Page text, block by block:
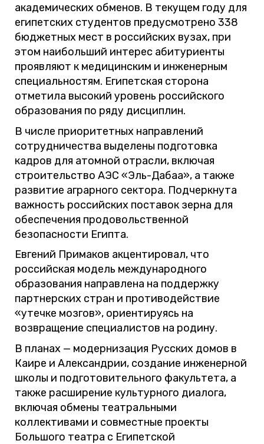
академических обменов. В текущем году для
египетских студентов предусмотрено 338
бюджетных мест в российских вузах, при
этом наибольший интерес абитуриенты
проявляют к медицинским и инженерным
специальностям. Египетская сторона
отметила высокий уровень российского
образования по ряду дисциплин.
В числе приоритетных направлений
сотрудничества выделены подготовка
кадров для атомной отрасли, включая
строительство АЭС «Эль-Дабаа», а также
развитие аграрного сектора. Подчеркнута
важность российских поставок зерна для
обеспечения продовольственной
безопасности Египта.
Евгений Примаков акцентировал, что
российская модель международного
образования направлена на поддержку
партнерских стран и противодействие
«утечке мозгов», ориентируясь на
возвращение специалистов на родину.
В планах — модернизация Русских домов в
Каире и Александрии, создание инженерной
школы и подготовительного факультета, а
также расширение культурного диалога,
включая обмены театральными
коллективами и совместные проекты
Большого театра с Египетской